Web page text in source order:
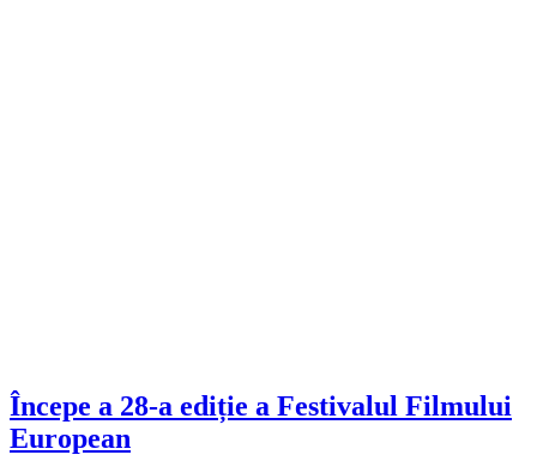
Începe a 28-a ediție a Festivalul Filmului
European